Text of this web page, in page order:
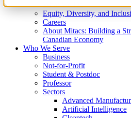
What We Do
Equity, Diversity, and
Careers
About Mitacs: Building a
Canadian Economy
Who We Serve
Business
Not-for-Profit
Student & Postdoc
Professor
Sectors
Advanced
Artificial Intelligence